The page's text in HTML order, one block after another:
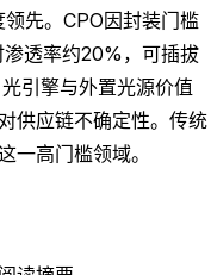
先。CPO因封装门槛
透率约20%，可插拔
引擎与外置光源价值
供应链不确定性。传统
一高门槛领域。